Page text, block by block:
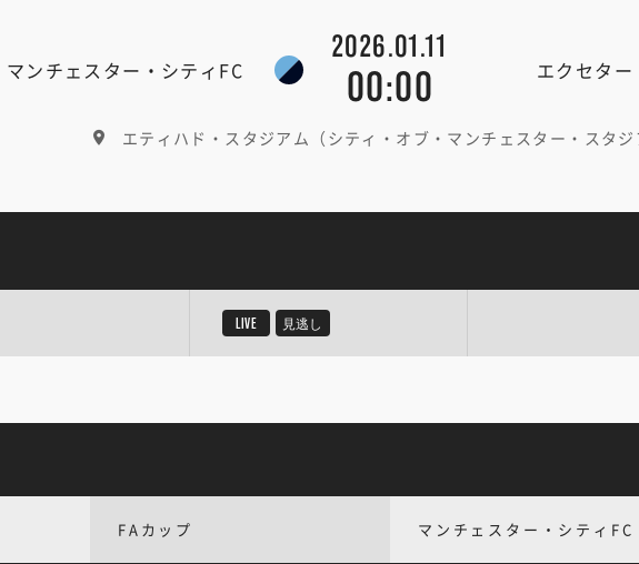
マンチェスター・シティFC
2026.01.11
00:00 エクセタ
エティハド・スタジアム（シティ・オブ・マンチェスター・スタジ
LIVE 見逃し
FAカップ マンチェスター・シティFC